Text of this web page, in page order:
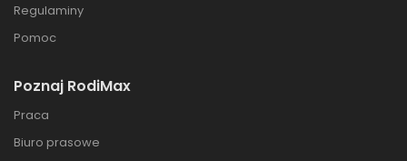
Regulaminy
Pomoc
Poznaj RodiMax
Praca
Biuro prasowe